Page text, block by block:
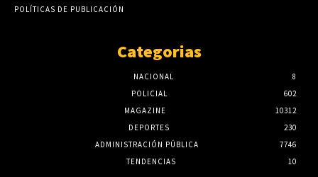
POLÍTICAS DE PUBLICACIÓN
Categorias
NACIONAL
8
POLICIAL
602
MAGAZINE
10312
DEPORTES
230
ADMINISTRACIÓN PÚBLICA
7746
TENDENCIAS
10